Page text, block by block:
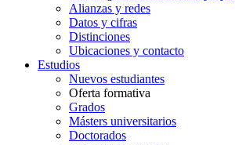
Alianzas y redes
Datos y cifras
Distinciones
Ubicaciones y contacto
Estudios
Nuevos estudiantes
Oferta formativa
Grados
Másters universitarios
Doctorados